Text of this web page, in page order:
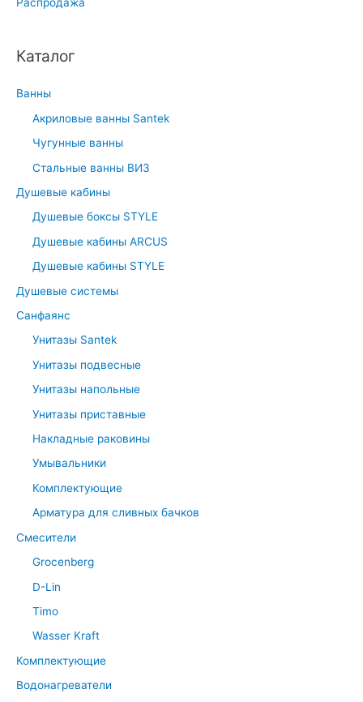
r
h
o
Каталог
Ванны
Акриловые ванны Santek
Чугунные ванны
Стальные ванны ВИЗ
Душевые кабины
Душевые боксы STYLE
Душевые кабины ARCUS
Душевые кабины STYLE
Душевые системы
Санфаянс
Унитазы Santek
Унитазы подвесные
Унитазы напольные
Унитазы приставные
Накладные раковины
Умывальники
Комплектующие
Арматура для сливных бачков
Смесители
Grocenberg
D-Lin
Timo
Wasser Kraft
Комплектующие
Водонагреватели